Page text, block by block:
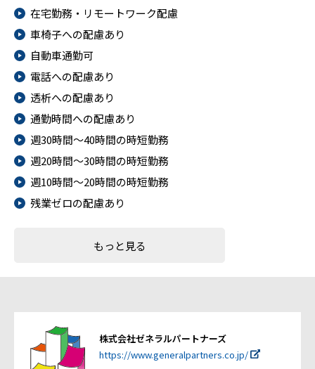
在宅勤務・リモートワーク配慮
車椅子への配慮あり
自動車通勤可
電話への配慮あり
透析への配慮あり
通勤時間への配慮あり
週30時間～40時間の時短勤務
週20時間～30時間の時短勤務
週10時間～20時間の時短勤務
残業ゼロの配慮あり
もっと見る
株式会社ゼネラルパートナーズ
https://www.generalpartners.co.jp/